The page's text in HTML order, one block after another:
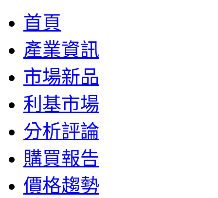
首頁
產業資訊
市場新品
利基市場
分析評論
購買報告
價格趨勢